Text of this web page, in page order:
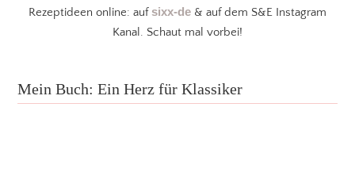
Rezeptideen online: auf sixx-de & auf dem S&E Instagram
Kanal. Schaut mal vorbei!
Mein Buch: Ein Herz für Klassiker